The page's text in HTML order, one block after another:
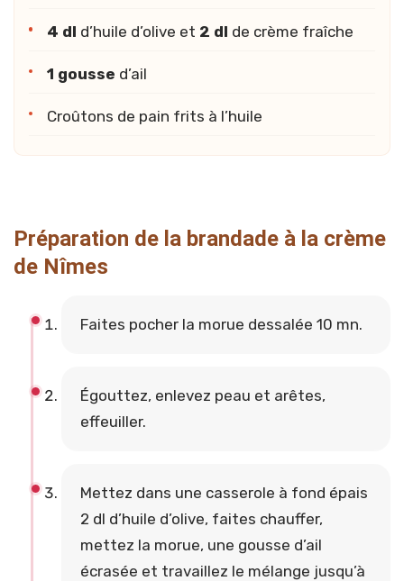
4 dl d’huile d’olive et 2 dl de crème fraîche
1 gousse d’ail
Croûtons de pain frits à l’huile
Préparation de la brandade à la crème
de Nîmes
Faites pocher la morue dessalée 10 mn.
Égouttez, enlevez peau et arêtes,
effeuiller.
Mettez dans une casserole à fond épais
2 dl d’huile d’olive, faites chauffer,
mettez la morue, une gousse d’ail
écrasée et travaillez le mélange jusqu’à